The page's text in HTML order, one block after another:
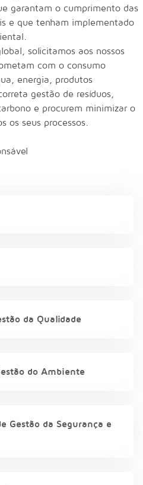
garantam o cumprimento das
e que tenham implementado
solicitamos aos nossos
com o consumo
energia, produtos
gestão de resíduos,
e procurem minimizar o
os seus processos.
da Qualidade
do Ambiente
Gestão da Segurança e